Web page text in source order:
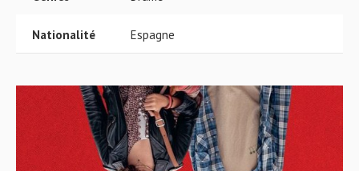
Nationalité Espagne